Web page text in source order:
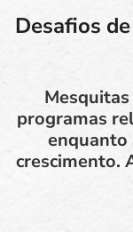
Desafios
programas
enquanto
crescimento.